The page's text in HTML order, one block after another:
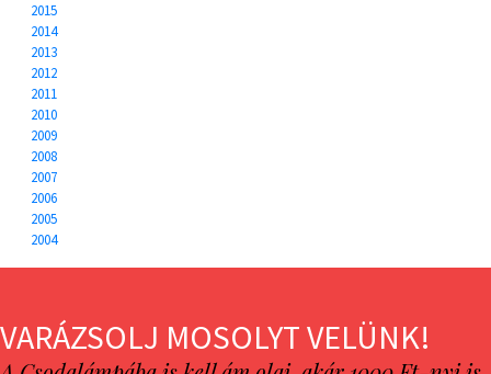
2015
2014
2013
2012
2011
2010
2009
2008
2007
2006
2005
2004
VARÁZSOLJ MOSOLYT VELÜNK!